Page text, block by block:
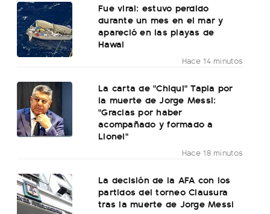
Fue viral: estuvo perdido
durante un mes en el mar y
apareció en las playas de
Hawai
Hace 14 minutos
La carta de "Chiqui" Tapia por
la muerte de Jorge Messi:
"Gracias por haber
acompañado y formado a
Lionel"
Hace 18 minutos
La decisión de la AFA con los
partidos del torneo Clausura
tras la muerte de Jorge Messi